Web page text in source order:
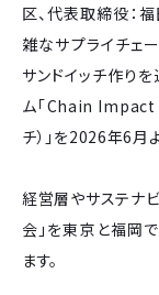
区、代表取締役：福
雑なサプライチェ
サンドイッチ作り
ム「Chain Impact
チ）」を2026年6月
経営層やサステナ
会」を東京と福岡
ます。